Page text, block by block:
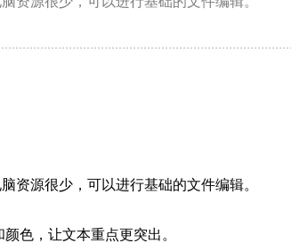
资源很少，可以进行基础的文件编辑。
色，让文本重点更突出。